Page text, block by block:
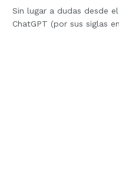
Sin lugar a dudas desde
ChatGPT (por sus siglas